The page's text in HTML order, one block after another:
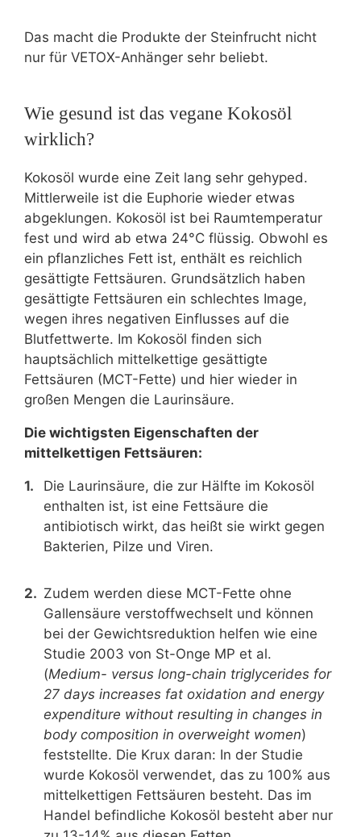
Das macht die Produkte der Steinfrucht nicht
nur für VETOX-Anhänger sehr beliebt.
Wie gesund ist das vegane Kokosöl
wirklich?
Kokosöl wurde eine Zeit lang sehr gehyped.
Mittlerweile ist die Euphorie wieder etwas
abgeklungen. Kokosöl ist bei Raumtemperatur
fest und wird ab etwa 24°C flüssig. Obwohl es
ein pflanzliches Fett ist, enthält es reichlich
gesättigte Fettsäuren. Grundsätzlich haben
gesättigte Fettsäuren ein schlechtes Image,
wegen ihres negativen Einflusses auf die
Blutfettwerte. Im Kokosöl finden sich
hauptsächlich mittelkettige gesättigte
Fettsäuren (MCT-Fette) und hier wieder in
großen Mengen die Laurinsäure.
Die wichtigsten Eigenschaften der
mittelkettigen Fettsäuren:
Die Laurinsäure, die zur Hälfte im Kokosöl
enthalten ist, ist eine Fettsäure die
antibiotisch wirkt, das heißt sie wirkt gegen
Bakterien, Pilze und Viren.
Zudem werden diese MCT-Fette ohne
Gallensäure verstoffwechselt und können
bei der Gewichtsreduktion helfen wie eine
Studie 2003 von St-Onge MP et al.
(Medium- versus long-chain triglycerides for
27 days increases fat oxidation and energy
expenditure without resulting in changes in
body composition in overweight women)
feststellte. Die Krux daran: In der Studie
wurde Kokosöl verwendet, das zu 100% aus
mittelkettigen Fettsäuren besteht. Das im
Handel befindliche Kokosöl besteht aber nur